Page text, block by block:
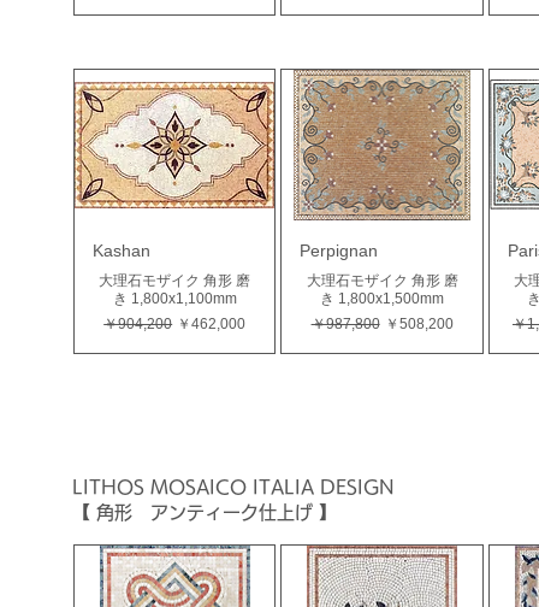
Kashan
大理石モザイク 角形 磨
き 1,800x1,100mm
通常価格
￥904,200 セール価格
￥462,000
Perpignan
大理石モザイク 角形 磨
き 1,800x1,500mm
通常価格
￥987,800 セール価格
￥508,200
大
通
￥
LITHOS MOSAICO ITALIA DESIGN
【 角形 アンティーク仕上げ 】